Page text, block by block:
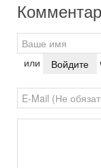
или Войдите